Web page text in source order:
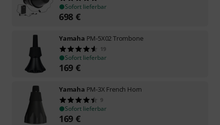
Sofort lieferbar
698 €
Yamaha PM-5X02 Trombone
19
Sofort lieferbar
169 €
Yamaha PM-3X French Horn
9
Sofort lieferbar
169 €